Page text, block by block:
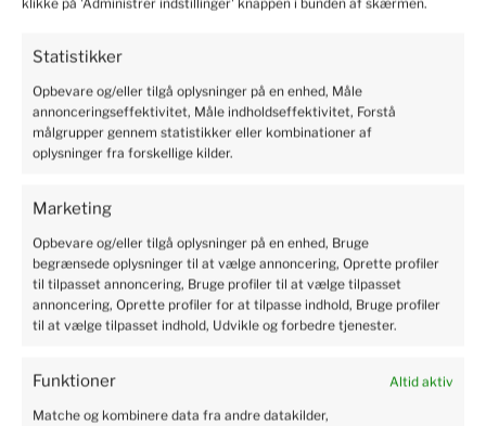
klikke på 'Administrer indstillinger' knappen i bunden af skærmen.
Statistikker
Opbevare og/eller tilgå oplysninger på en enhed, Måle
annonceringseffektivitet, Måle indholdseffektivitet, Forstå
målgrupper gennem statistikker eller kombinationer af
oplysninger fra forskellige kilder.
Marketing
Opbevare og/eller tilgå oplysninger på en enhed, Bruge
begrænsede oplysninger til at vælge annoncering, Oprette profiler
til tilpasset annoncering, Bruge profiler til at vælge tilpasset
annoncering, Oprette profiler for at tilpasse indhold, Bruge profiler
til at vælge tilpasset indhold, Udvikle og forbedre tjenester.
Funktioner Altid aktiv
Matche og kombinere data fra andre datakilder,
Jordbær Vibrant 10 planter
112kr.